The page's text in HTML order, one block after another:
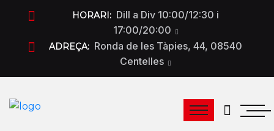
HORARI: Dill a Div 10:00/12:30 i
17:00/20:00
ADREÇA: Ronda de les Tàpies, 44, 08540
Centelles